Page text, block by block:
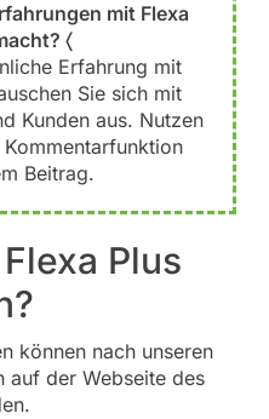
mit Flexa
〈
Erfahrung mit
Sie sich mit
Kunden aus. Nutzen
Beitrag.
Plus
können nach unseren
auf der Webseite des